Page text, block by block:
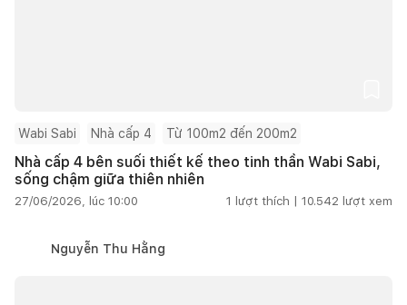
Wabi Sabi Nhà cấp 4 Từ 100m2 đến 200m2
Nhà cấp 4 bên suối thiết kế theo tinh thần Wabi Sabi,
sống chậm giữa thiên nhiên
27/06/2026, lúc 10:00 1 lượt thích | 10.542 lượt xem
Nguyễn Thu Hằng